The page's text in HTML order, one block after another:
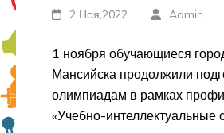
2 Ноя,2022 Admin
1 ноября обучающиеся
Мансийска продолжили
олимпиадам в рамках
«Учебно-интеллектуальные